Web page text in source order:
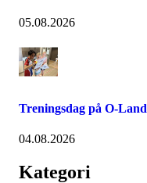
05.08.2026
Treningsdag på O-
04.08.2026
Kategori